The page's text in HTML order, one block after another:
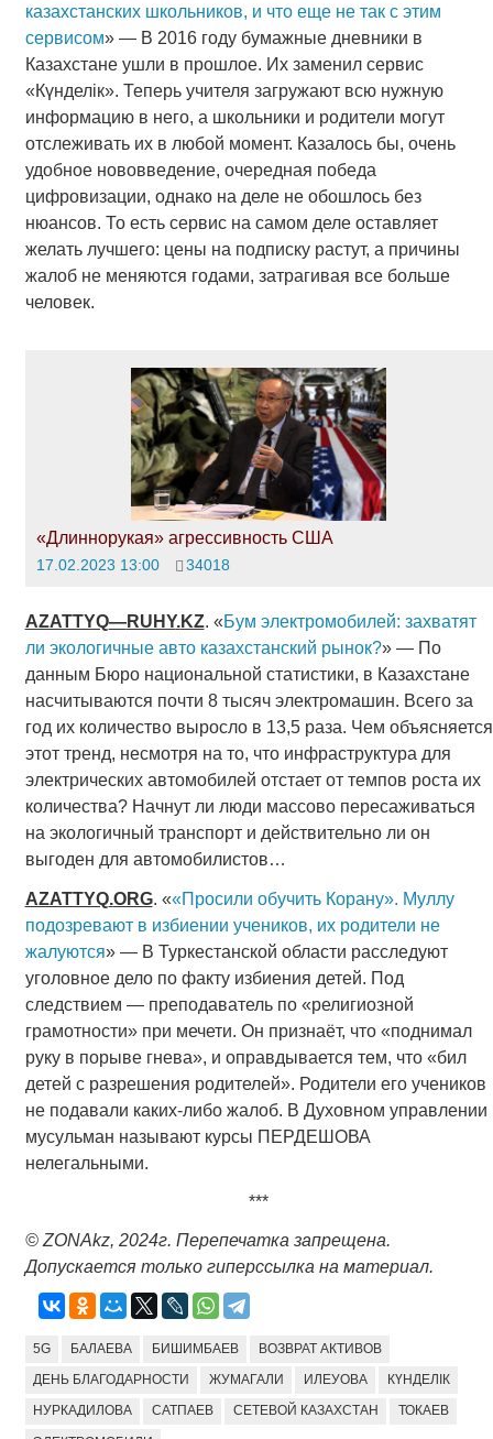
казахстанских школьников, и что еще не так с этим
сервисом» — В 2016 году бумажные дневники в
Казахстане ушли в прошлое. Их заменил сервис
«Күнделік». Теперь учителя загружают всю нужную
информацию в него, а школьники и родители могут
отслеживать их в любой момент. Казалось бы, очень
удобное нововведение, очередная победа
цифровизации, однако на деле не обошлось без
нюансов. То есть сервис на самом деле оставляет
желать лучшего: цены на подписку растут, а причины
жалоб не меняются годами, затрагивая все больше
человек.
«Длиннорукая» агрессивность США
17.02.2023 13:00 34018
AZATTYQ—RUHY.KZ. «Бум электромобилей: захватят
ли экологичные авто казахстанский рынок?» — По
данным Бюро национальной статистики, в Казахстане
насчитываются почти 8 тысяч электромашин. Всего за
год их количество выросло в 13,5 раза. Чем объясняется
этот тренд, несмотря на то, что инфраструктура для
электрических автомобилей отстает от темпов роста их
количества? Начнут ли люди массово пересаживаться
на экологичный транспорт и действительно ли он
выгоден для автомобилистов…
AZATTYQ.ORG. ««Просили обучить Корану». Муллу
подозревают в избиении учеников, их родители не
жалуются» — В Туркестанской области расследуют
уголовное дело по факту избиения детей. Под
следствием — преподаватель по «религиозной
грамотности» при мечети. Он признаёт, что «поднимал
руку в порыве гнева», и оправдывается тем, что «бил
детей с разрешения родителей». Родители его учеников
не подавали каких-либо жалоб. В Духовном управлении
мусульман называют курсы ПЕРДЕШОВА
нелегальными.
***
© ZONAkz, 2024г. Перепечатка запрещена.
Допускается только гиперссылка на материал.
5G БАЛАЕВА БИШИМБАЕВ ВОЗВРАТ АКТИВОВ
ДЕНЬ БЛАГОДАРНОСТИ ЖУМАГАЛИ ИЛЕУОВА КҮНДЕЛІК
НУРКАДИЛОВА САТПАЕВ СЕТЕВОЙ КАЗАХСТАН ТОКАЕВ